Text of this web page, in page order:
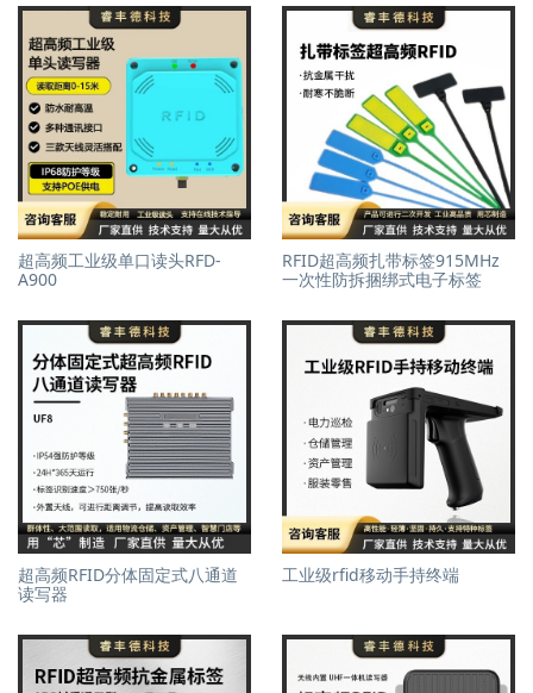
超高频工业级单口读头RFD-
A900
RFID超高频扎带标签915MHz
一次性防拆捆绑式电子标签
超高频RFID分体固定式八通道
读写器
工业级rfid移动手持终端